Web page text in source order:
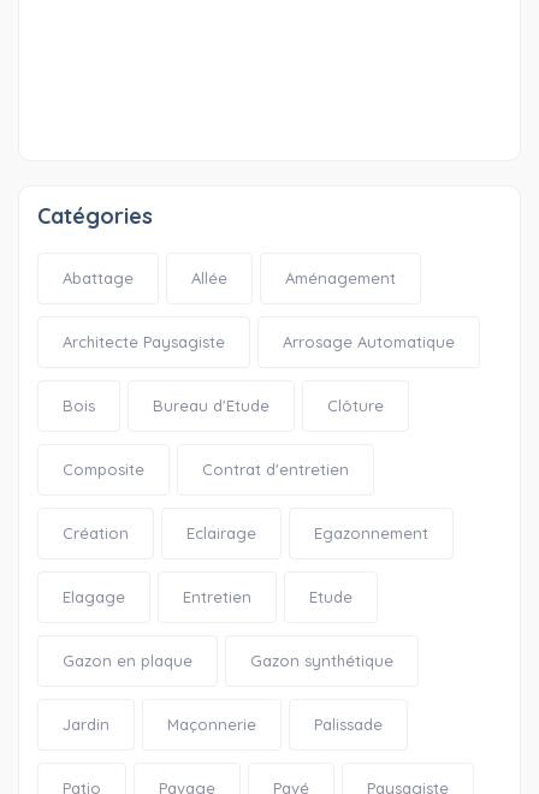
Catégories
Abattage Allée Aménagement
Architecte Paysagiste Arrosage Automatique
Bois Bureau d'Etude Clôture
Composite Contrat d'entretien
Création Eclairage Egazonnement
Elagage Entretien Etude
Gazon en plaque Gazon synthétique
Jardin Maçonnerie Palissade
Patio Pavage Pavé Paysagiste